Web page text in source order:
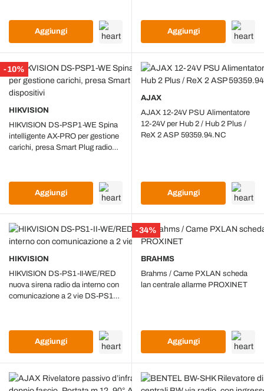
Aggiungi Aggiungi
-10%
HIKVISION
HIKVISION DS-PSP1-WE Spina
intelligente AX-PRO per gestione
carichi, presa Smart Plug radio
Aggiungi
AJAX
AJAX 12-24V PSU Alimentatore
12-24V per Hub 2 / Hub 2 Plus /
ReX 2 ASP 59359.94.NC
Aggiungi
HIKVISION
HIKVISION DS-PS1-II-WE/RED
nuova sirena radio da interno con
comunicazione a 2 vie DS-PS1-2-
Aggiungi
-34%
BRAHMS
Brahms / Came PXLAN scheda
lan centrale allarme PROXINET
Aggiungi